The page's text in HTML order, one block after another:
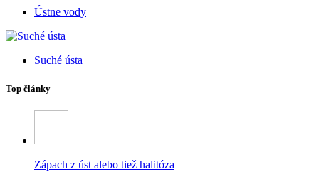
Ústne vody
Suché ústa
Top články
Zápach z úst alebo tiež halitóza